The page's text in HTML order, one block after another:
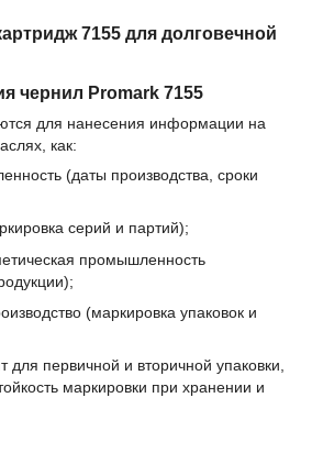
чернил Promark 7155
для нанесения информации на
как:
(даты производства, сроки
серий и партий);
промышленность
(маркировка упаковок и
для первичной и вторичной упаковки,
маркировки при хранении и